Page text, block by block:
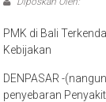
PMK di Bali
Kebijakan
DENPASAR -
penyebaran